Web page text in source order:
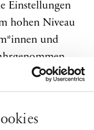
Einstellungen
hohen Niveau
und
Hiervon
hat im